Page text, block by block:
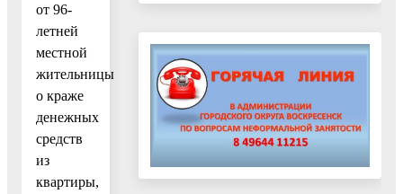
от 96-
летней
местной
жительницы
о краже
денежных
средств
из
квартиры,